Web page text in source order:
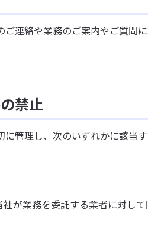
連絡や業務のご案内やご質問
禁止
管理し、次のいずれかに該当
が業務を委託する業者に対し